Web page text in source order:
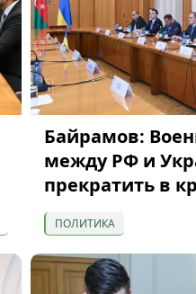
Байрамов:
между РФ и
прекратить в
ПОЛИТИКА